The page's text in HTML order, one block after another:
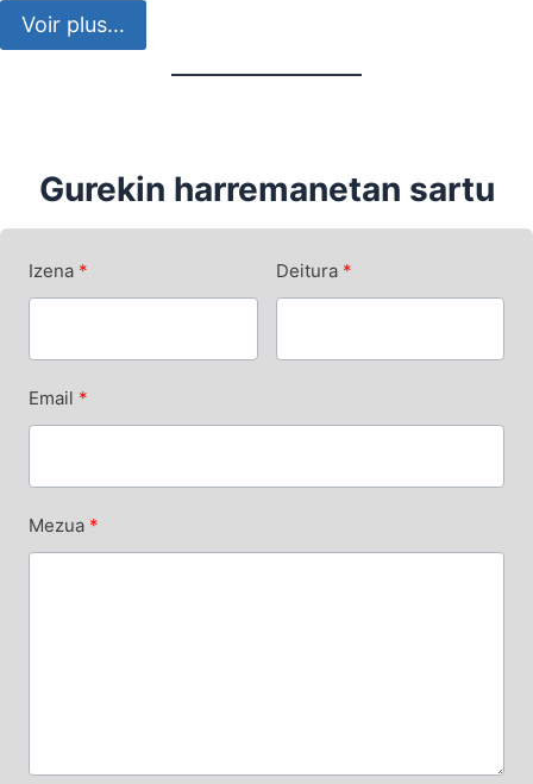
Voir plus…
Gurekin harremanetan sartu
Izena Deitura
Email
Mezua